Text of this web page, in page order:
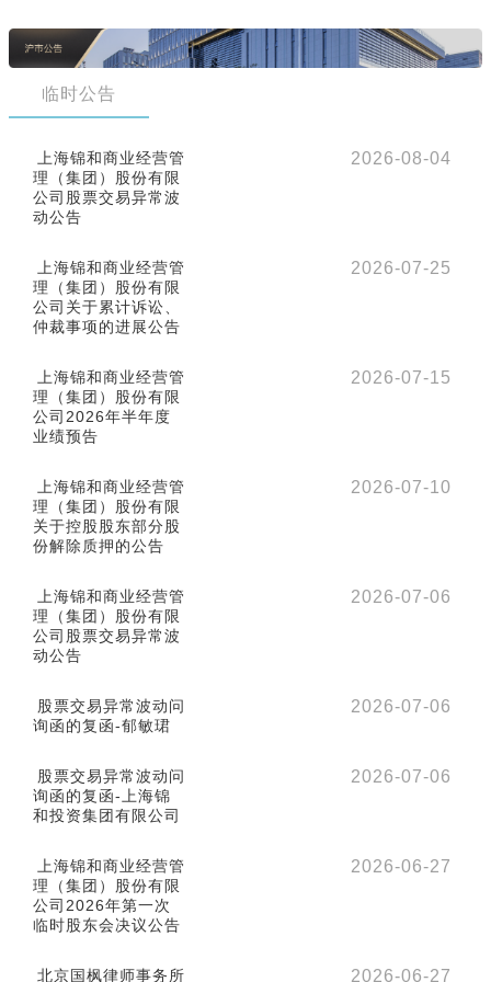
临时公告
上海锦和商业经营管
理（集团）股份有限
公司股票交易异常波
动公告
2026-08-04
上海锦和商业经营管
理（集团）股份有限
公司关于累计诉讼、
仲裁事项的进展公告
2026-07-25
上海锦和商业经营管
理（集团）股份有限
公司2026年半年度
业绩预告
2026-07-15
上海锦和商业经营管
理（集团）股份有限
关于控股股东部分股
份解除质押的公告
2026-07-10
上海锦和商业经营管
理（集团）股份有限
公司股票交易异常波
动公告
2026-07-06
股票交易异常波动问
询函的复函-郁敏珺
2026-07-06
股票交易异常波动问
询函的复函-上海锦
和投资集团有限公司
2026-07-06
上海锦和商业经营管
理（集团）股份有限
公司2026年第一次
临时股东会决议公告
2026-06-27
北京国枫律师事务所 2026-06-27